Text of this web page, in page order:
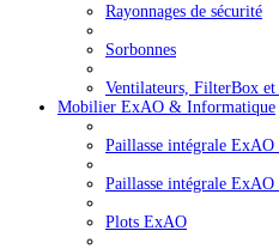
Rayonnages de sécurité
Sorbonnes
Ventilateurs, FilterBox et
Mobilier ExAO & Informatique
Paillasse intégrale ExAO
Paillasse intégrale ExAO
Plots ExAO